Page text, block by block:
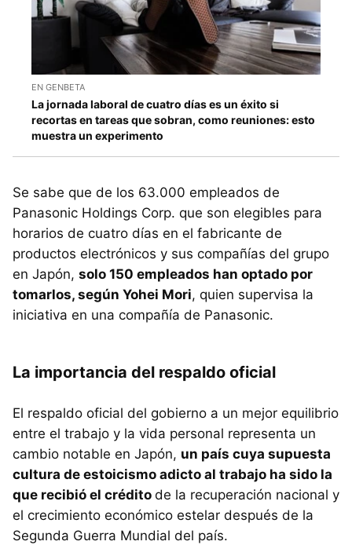
EN GENBETA
La jornada laboral de cuatro días es un éxito si
recortas en tareas que sobran, como reuniones: esto
muestra un experimento
Se sabe que de los 63.000 empleados de
Panasonic Holdings Corp. que son elegibles para
horarios de cuatro días en el fabricante de
productos electrónicos y sus compañías del grupo
en Japón, solo 150 empleados han optado por
tomarlos, según Yohei Mori, quien supervisa la
iniciativa en una compañía de Panasonic.
La importancia del respaldo oficial
El respaldo oficial del gobierno a un mejor equilibrio
entre el trabajo y la vida personal representa un
cambio notable en Japón, un país cuya supuesta
cultura de estoicismo adicto al trabajo ha sido la
que recibió el crédito de la recuperación nacional y
el crecimiento económico estelar después de la
Segunda Guerra Mundial del país.